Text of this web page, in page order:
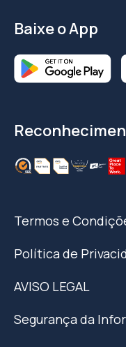
Baixe o App
Termos e
Política de
AVISO LEGAL
Segurança da